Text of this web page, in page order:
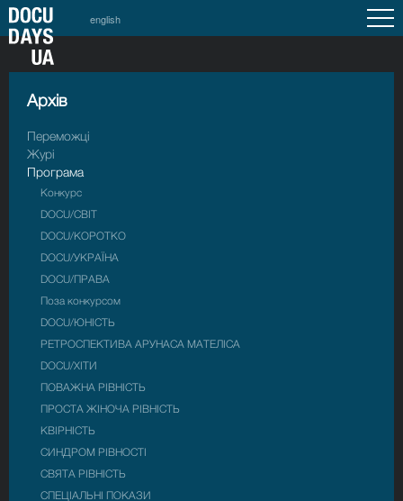
english
Архiв
Переможці
Журі
Програма
Конкурс
DOCU/СВІТ
DOCU/КОРОТКО
DOCU/УКРАЇНА
DOCU/ПРАВА
Поза конкурсом
DOCU/ЮНІСТЬ
РЕТРОСПЕКТИВА АРУНАСА МАТЕЛІСА
DOCU/ХІТИ
ПОВАЖНА РІВНІСТЬ
ПРОСТА ЖІНОЧА РІВНІСТЬ
КВІРНІСТЬ
СИНДРОМ РІВНОСТІ
СВЯТА РІВНІСТЬ
СПЕЦІАЛЬНІ ПОКАЗИ